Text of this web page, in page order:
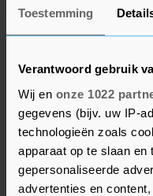
Toestemming
Verantwoord gebruik
Wij en onze 1022
gegevens (bijv. uw IP-
technologieën zoals
apparaat op te slaan en
gepersonaliseerde
advertenties en